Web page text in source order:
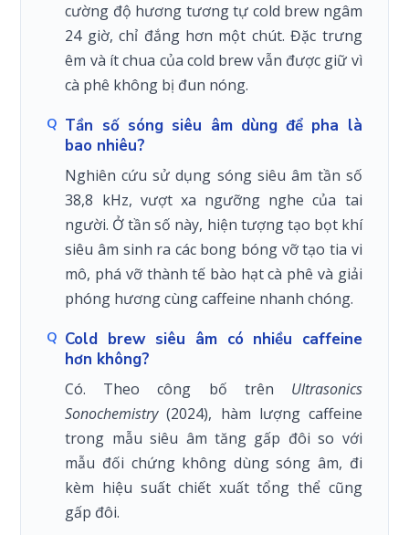
cường độ hương tương tự cold brew ngâm
24 giờ, chỉ đắng hơn một chút. Đặc trưng
êm và ít chua của cold brew vẫn được giữ vì
cà phê không bị đun nóng.
Tần số sóng siêu âm dùng để pha là
bao nhiêu?
Nghiên cứu sử dụng sóng siêu âm tần số
38,8 kHz, vượt xa ngưỡng nghe của tai
người. Ở tần số này, hiện tượng tạo bọt khí
siêu âm sinh ra các bong bóng vỡ tạo tia vi
mô, phá vỡ thành tế bào hạt cà phê và giải
phóng hương cùng caffeine nhanh chóng.
Cold brew siêu âm có nhiều caffeine
hơn không?
Có. Theo công bố trên Ultrasonics
Sonochemistry(2024), hàm lượng caffeine
trong mẫu siêu âm tăng gấp đôi so với
mẫu đối chứng không dùng sóng âm, đi
kèm hiệu suất chiết xuất tổng thể cũng
gấp đôi.